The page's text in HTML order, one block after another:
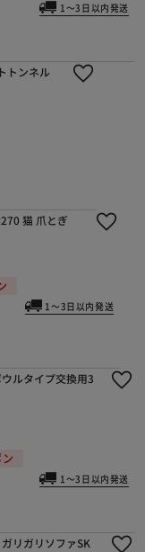
1～3日以内発送
トンネル
猫 爪とぎ
1～3日以内発送
ルタイプ交換用3
1～3日以内発送
リガリソファSK